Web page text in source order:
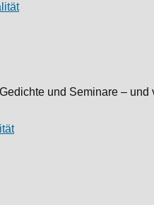
und Seminare –